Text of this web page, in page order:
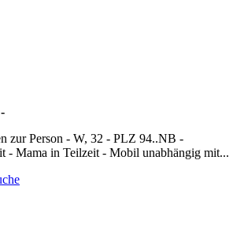
zur Person - W, 32 - PLZ 94..NB -
- Mama in Teilzeit - Mobil unabhängig mit...